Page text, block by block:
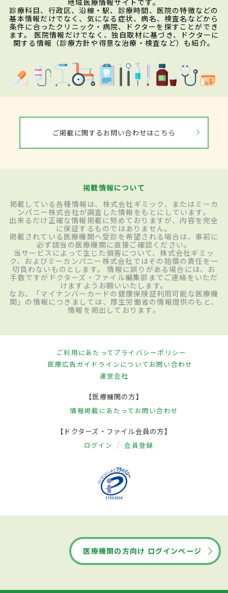
地域医療情報サイトです。
診療科目、行政区、沿線・駅、診療時間、医院の特徴などの
基本情報だけでなく、気になる症状、病名、検査名などから
条件に合ったクリニック・病院、ドクターを探すことができ
ます。 医院情報だけでなく、独自取材に基づき、ドクターに
関する情報（診療方針や得意な治療・検査など）も紹介。
ご掲載に関するお問い合わせはこちら
掲載情報について
掲載している各種情報は、株式会社ギミック、またはミーカ
ンパニー株式会社が調査した情報をもとにしています。
出来るだけ正確な情報掲載に努めておりますが、内容を完全
に保証するものではありません。
掲載されている医療機関へ受診を希望される場合は、事前に
必ず該当の医療機関に直接ご確認ください。
当サービスによって生じた損害について、株式会社ギミッ
ク、およびミーカンパニー株式会社ではその賠償の責任を一
切負わないものとします。 情報に誤りがある場合には、お
手数ですがドクターズ・ファイル編集部までご連絡をいただ
けますようお願いいたします。
なお、「マイナンバーカードの健康保険証利用可能な医療機
関」の情報につきましては、厚生労働省の情報提供のもと、
情報を掲出しております。
ご利用にあたってプライバシーポリシー
医療広告ガイドラインについてお問い合わせ
運営会社
【医療機関の方】
情報掲載にあたって お問い合わせ
【ドクターズ・ファイル会員の方】
ログイン 会員登録
医療機関の方向け ログインページ